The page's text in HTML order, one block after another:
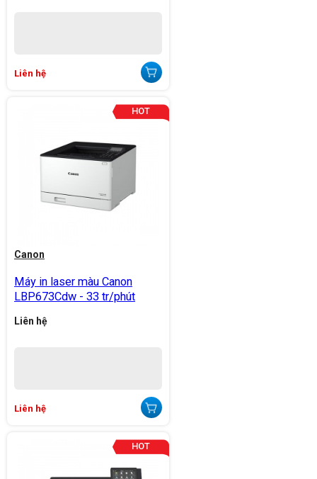
Liên hệ
Canon
Máy in laser màu Canon
LBP673Cdw - 33 tr/phút
Liên hệ
Liên hệ